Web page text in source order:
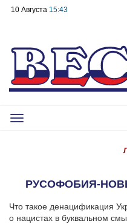
10 Августа 15:43
Toggle
РУСОФОБИЯ-
Что такое денацификация
о нацистах в буквальном